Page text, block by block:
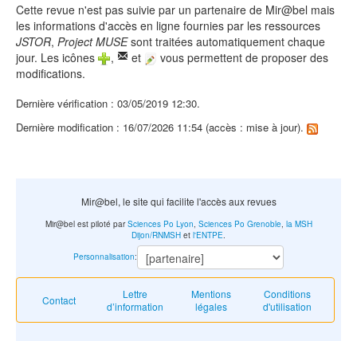
Cette revue n'est pas suivie par un partenaire de Mir@bel mais
les informations d'accès en ligne fournies par les ressources
JSTOR, Project MUSEsont traitées automatiquement chaque
jour. Les icônes
, et
vous permettent de proposer des
modifications.
Dernière vérification : 03/05/2019 12:30.
Dernière modification : 16/07/2026 11:54 (accès : mise à jour).
Mir@bel, le site qui facilite l'accès aux revues
Contact
Lettre
d’information
Mentions
légales
Conditions
d'utilisation
Mir@bel est piloté parSciences Po Lyon, Sciences Po Grenoble, la MSH
Dijon/RNMSH et l'ENTPE.
Personnalisation: